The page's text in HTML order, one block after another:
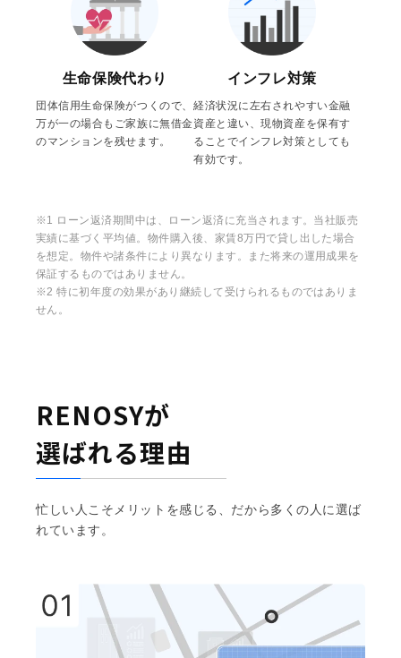
生命保険代わり
団体信用生命保険がつくので、
万が一の場合もご家族に無借金
のマンションを残せます。
インフレ対策
経済状況に左右されやすい金融
資産と違い、現物資産を保有す
ることでインフレ対策としても
有効です。
※1 ローン返済期間中は、ローン返済に充当されます。当社販売
実績に基づく平均値。物件購入後、家賃8万円で貸し出した場合
を想定。物件や諸条件により異なります。また将来の運用成果を
保証するものではありません。
※2 特に初年度の効果があり継続して受けられるものではありま
せん。
RENOSYが
選ばれる理由
忙しい人こそメリットを感じる、だから多くの人に選ば
れています。